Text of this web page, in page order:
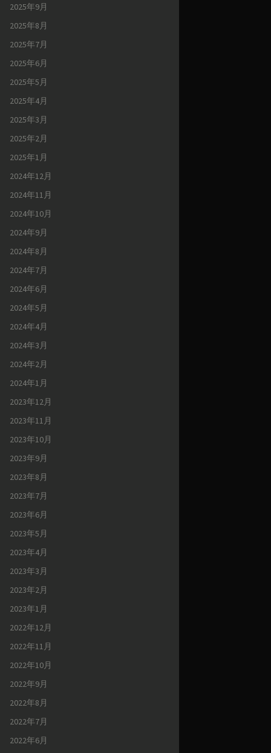
2025年9月
2025年8月
2025年7月
2025年6月
2025年5月
2025年4月
2025年3月
2025年2月
2025年1月
2024年12月
2024年11月
2024年10月
2024年9月
2024年8月
2024年7月
2024年6月
2024年5月
2024年4月
2024年3月
2024年2月
2024年1月
2023年12月
2023年11月
2023年10月
2023年9月
2023年8月
2023年7月
2023年6月
2023年5月
2023年4月
2023年3月
2023年2月
2023年1月
2022年12月
2022年11月
2022年10月
2022年9月
2022年8月
2022年7月
2022年6月